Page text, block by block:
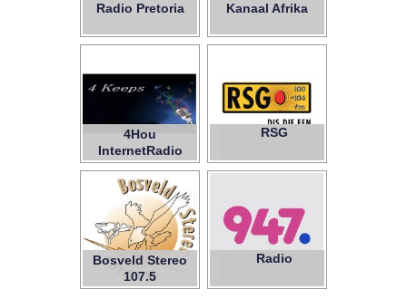
Radio Pretoria Kanaal Afrika
4Hou
InternetRadio
RSG
Bosveld Stereo
107.5
947
Radio